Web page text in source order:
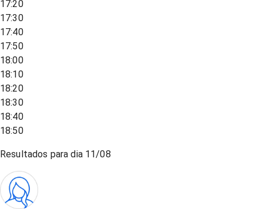
17:20
17:30
17:40
17:50
18:00
18:10
18:20
18:30
18:40
18:50
Resultados para dia 11/08